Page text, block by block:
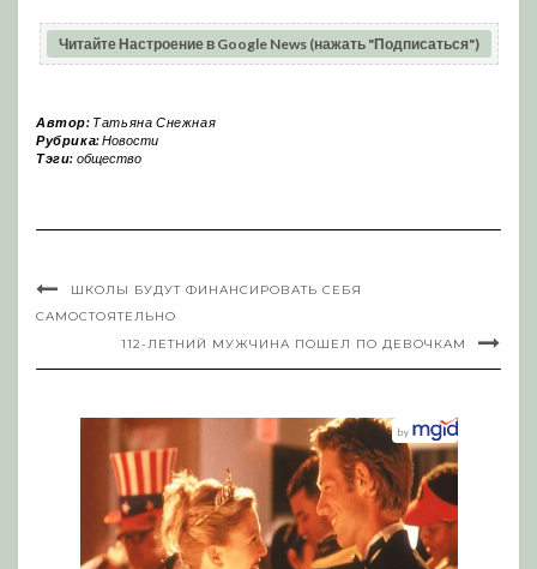
Читайте Настроение в Google News (нажать "Подписаться")
Автор: Татьяна Снежная
Рубрика:Новости
Тэги: общество
ШКОЛЫ БУДУТ ФИНАНСИРОВАТЬ СЕБЯ
САМОСТОЯТЕЛЬНО
112-ЛЕТНИЙ МУЖЧИНА ПОШЕЛ ПО ДЕВОЧКАМ